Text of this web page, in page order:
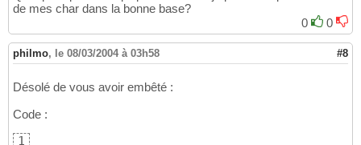
de mes char dans la bonne base?
0
0
philmo, le 08/03/2004 à 03h58 #8
Désolé de vous avoir embêté :
Code :
1